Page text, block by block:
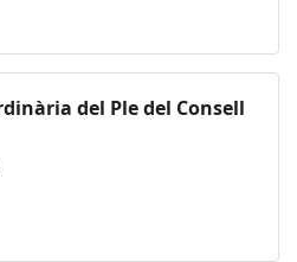
del Ple del Consell